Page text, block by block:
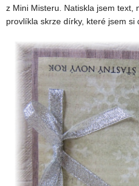
z Mini Misteru. Natiskla jsem text,
provlíkla skrze dírky, které jsem si